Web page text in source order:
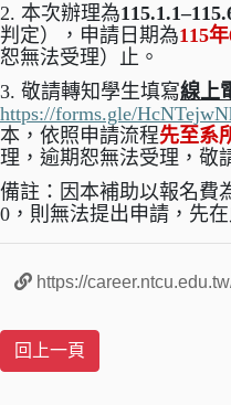
2. 本次辦理為
判定），申請日期為115年
恕無法受理）止。
3. 敬請轉知學生填寫線上
https://forms.gle/
本，依照申請流程先至系
理，逾期恕無法受理，敬
備註：因本補助以報名費
0 ，則無法提出申請，先
https://